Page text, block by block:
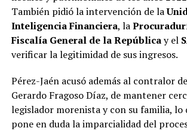
También pidió la intervención de la
Inteligencia Financiera, la
Fiscalía General de la Repúblicay el
verificar la legitimidad de sus ingresos.
Pérez-Jaén acusó además al contralor
Gerardo Fragoso Díaz, de mantener
legislador morenista y con su familia,
pone en duda la imparcialidad del